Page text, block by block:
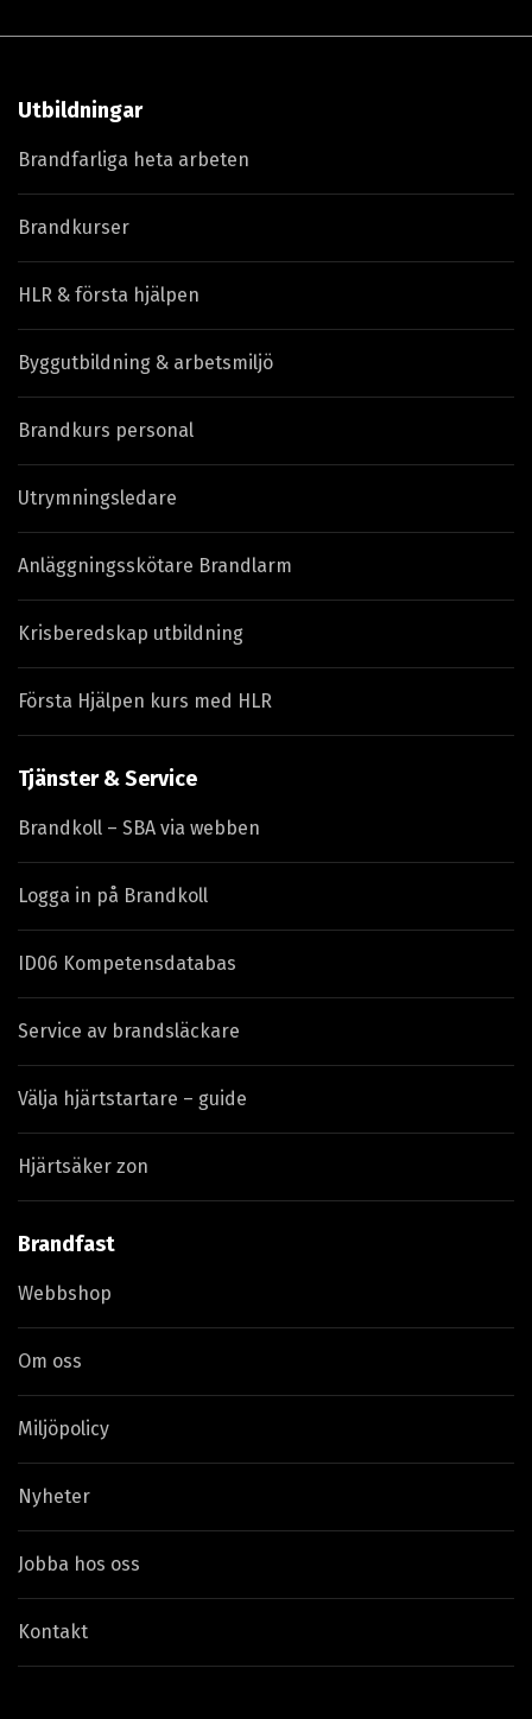
Utbildningar
Brandfarliga heta arbeten
Brandkurser
HLR & första hjälpen
Byggutbildning & arbetsmiljö
Brandkurs personal
Utrymningsledare
Anläggningsskötare Brandlarm
Krisberedskap utbildning
Första Hjälpen kurs med HLR
Tjänster & Service
Brandkoll – SBA via webben
Logga in på Brandkoll
ID06 Kompetensdatabas
Service av brandsläckare
Välja hjärtstartare – guide
Hjärtsäker zon
Brandfast
Webbshop
Om oss
Miljöpolicy
Nyheter
Jobba hos oss
Kontakt